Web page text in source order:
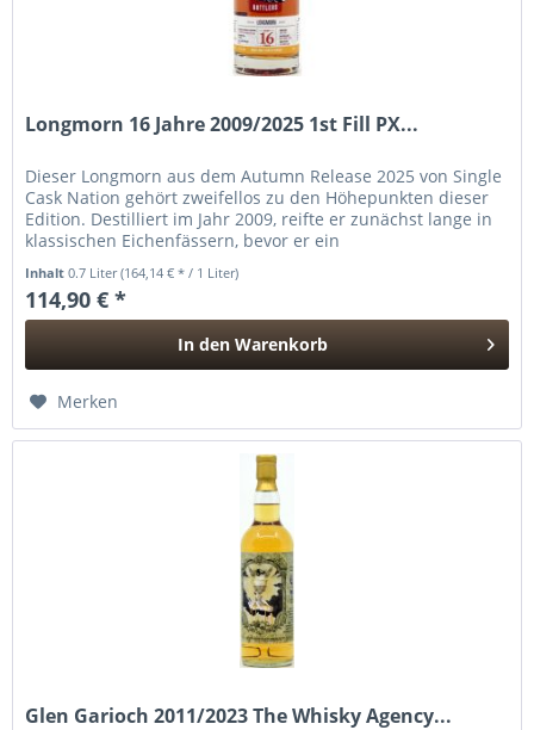
Longmorn 16 Jahre 2009/2025 1st Fill PX...
Dieser Longmorn aus dem Autumn Release 2025 von Single
Cask Nation gehört zweifellos zu den Höhepunkten dieser
Edition. Destilliert im Jahr 2009, reifte er zunächst lange in
klassischen Eichenfässern, bevor er ein
Inhalt0.7 Liter(164,14 € * / 1 Liter)
114,90 € *
In den Warenkorb
Merken
Glen Garioch 2011/2023 The Whisky Agency...